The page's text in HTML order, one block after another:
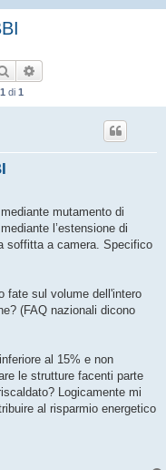
Cerca
1 di 1
mutamento di
l’estensione di
soffitta a camera. Specifico
fate sul volume dell'intero
(FAQ nazionali dicono
al 15% e non
le strutture facenti parte
Logicamente mi
al risparmio energetico